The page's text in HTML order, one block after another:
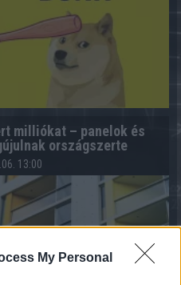
My Personal
milliókat – panelok és
országszerte
13:00